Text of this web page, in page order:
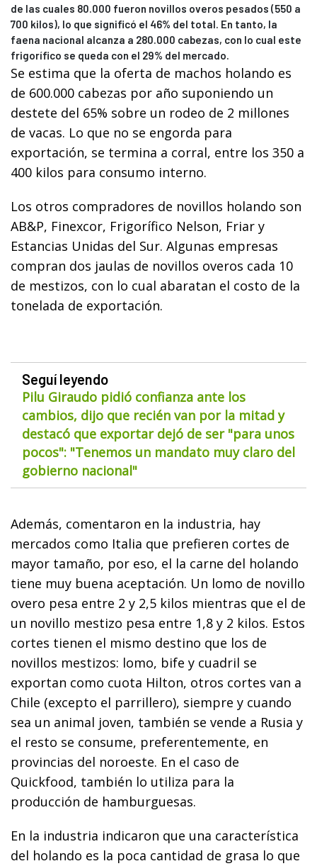
de las cuales 80.000 fueron novillos overos pesados (550 a
700 kilos), lo que significó el 46% del total. En tanto, la
faena nacional alcanza a 280.000 cabezas, con lo cual este
frigorífico se queda con el 29% del mercado.
Se estima que la oferta de machos holando es
de 600.000 cabezas por año suponiendo un
destete del 65% sobre un rodeo de 2 millones
de vacas. Lo que no se engorda para
exportación, se termina a corral, entre los 350 a
400 kilos para consumo interno.
Los otros compradores de novillos holando son
AB&P, Finexcor, Frigorífico Nelson, Friar y
Estancias Unidas del Sur. Algunas empresas
compran dos jaulas de novillos overos cada 10
de mestizos, con lo cual abaratan el costo de la
tonelada de exportación.
Seguí leyendo
Pilu Giraudo pidió confianza ante los
cambios, dijo que recién van por la mitad y
destacó que exportar dejó de ser "para unos
pocos": "Tenemos un mandato muy claro del
gobierno nacional"
Además, comentaron en la industria, hay
mercados como Italia que prefieren cortes de
mayor tamaño, por eso, el la carne del holando
tiene muy buena aceptación. Un lomo de novillo
overo pesa entre 2 y 2,5 kilos mientras que el de
un novillo mestizo pesa entre 1,8 y 2 kilos. Estos
cortes tienen el mismo destino que los de
novillos mestizos: lomo, bife y cuadril se
exportan como cuota Hilton, otros cortes van a
Chile (excepto el parrillero), siempre y cuando
sea un animal joven, también se vende a Rusia y
el resto se consume, preferentemente, en
provincias del noroeste. En el caso de
Quickfood, también lo utiliza para la
producción de hamburguesas.
En la industria indicaron que una característica
del holando es la poca cantidad de grasa lo que